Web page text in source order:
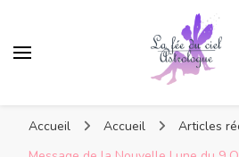
Accueil Accueil
Articles